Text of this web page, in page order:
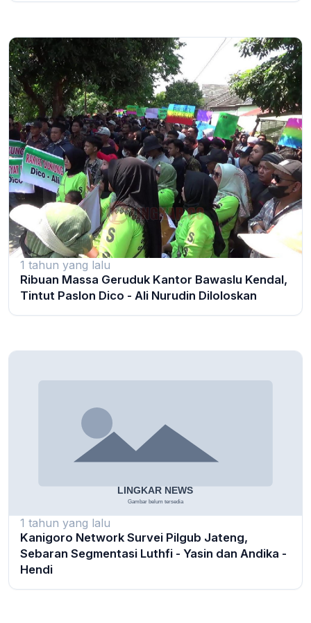
1 tahun yang lalu
Ribuan Massa Geruduk Kantor Bawaslu Kendal,
Tintut Paslon Dico - Ali Nurudin Diloloskan
1 tahun yang lalu
Kanigoro Network Survei Pilgub Jateng,
Sebaran Segmentasi Luthfi - Yasin dan Andika -
Hendi